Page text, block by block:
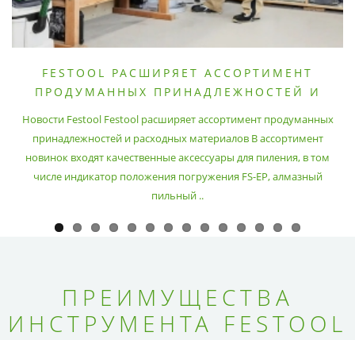
FESTOOL РАСШИРЯЕТ АССОРТИМЕНТ
ПРОДУМАННЫХ ПРИНАДЛЕЖНОСТЕЙ И
Новости Festool Festool расширяет ассортимент продуманных
принадлежностей и расходных материалов В ассортимент
новинок входят качественные аксессуары для пиления, в том
числе индикатор положения погружения FS-EP, алмазный
пильный ..
ПРЕИМУЩЕСТВА
ИНСТРУМЕНТА FESTOOL